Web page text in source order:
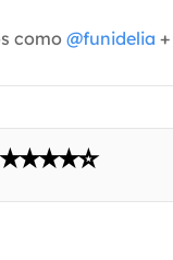
como @funidelia +